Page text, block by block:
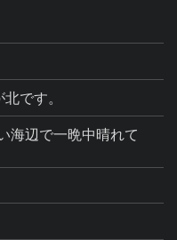
です。
海辺で一晩中晴れて